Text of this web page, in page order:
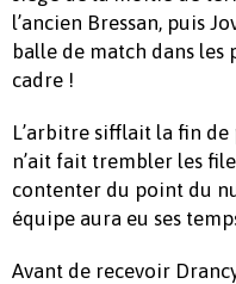
l’ancien Bressan, puis
balle de match dans les
cadre !
L’arbitre sifflait la fin de
n’ait fait trembler les
contenter du point du
équipe aura eu ses
Avant de recevoir